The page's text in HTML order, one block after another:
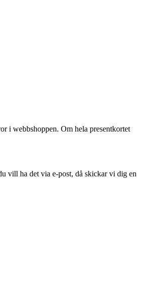
i webbshoppen. Om hela presentkortet
vill ha det via e-post, då skickar vi dig en